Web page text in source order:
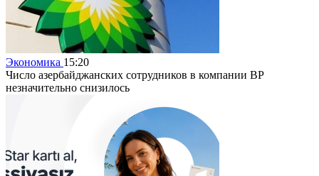
Экономика 15:20
Число азербайджанских сотрудников в компании BP
незначительно снизилось